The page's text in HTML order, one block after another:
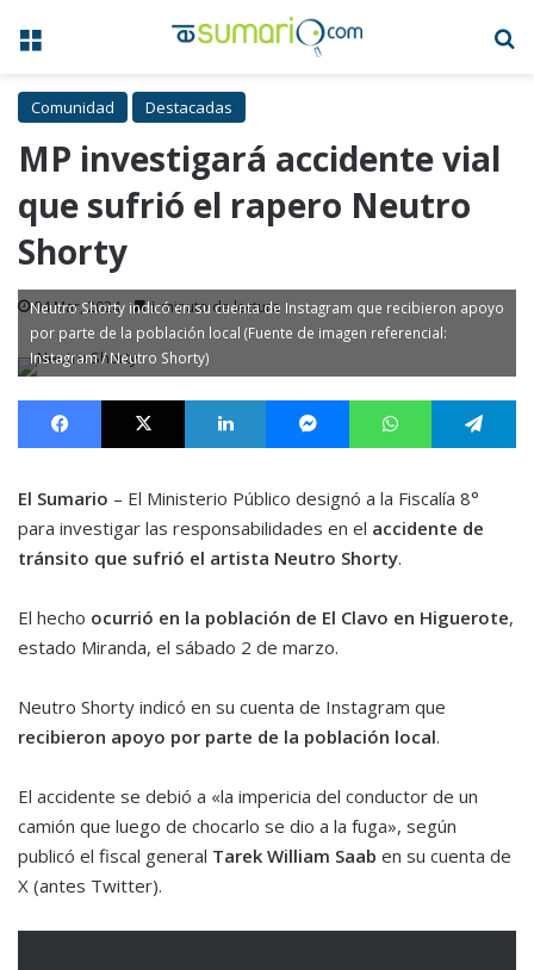
Menú
Comunidad Destacadas
MP investigará accidente vial
que sufrió el rapero Neutro
Shorty
04 Mar, 2024 1 minuto de lectura
Neutro Shorty indicó en su cuenta de Instagram que recibieron apoyo
por parte de la población local (Fuente de imagen referencial:
Instagram / Neutro Shorty)
Facebook X LinkedIn MessengerWhatsApp
El Sumario – El Ministerio Público designó a la Fiscalía 8°
para investigar las responsabilidades en el accidente de
tránsito que sufrió el artista Neutro Shorty.
El hecho ocurrió en la población de El Clavo en Higuerote,
estado Miranda, el sábado 2 de marzo.
Neutro Shorty indicó en su cuenta de Instagram que
recibieron apoyo por parte de la población local.
El accidente se debió a «la impericia del conductor de un
camión que luego de chocarlo se dio a la fuga», según
publicó el fiscal general Tarek William Saab en su cuenta de
X (antes Twitter).